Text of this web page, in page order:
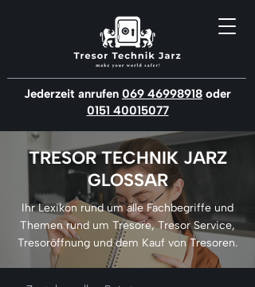
Jederzeit anrufen 069 46998918 oder
0151 40015077
TRESOR TECHNIK JARZ
GLOSSAR
Ihr Lexikon rund um alle Fachbegriffe und
Themen rund um Tresore, Tresor Service,
Tresoröffnung und dem Kauf von Tresoren.